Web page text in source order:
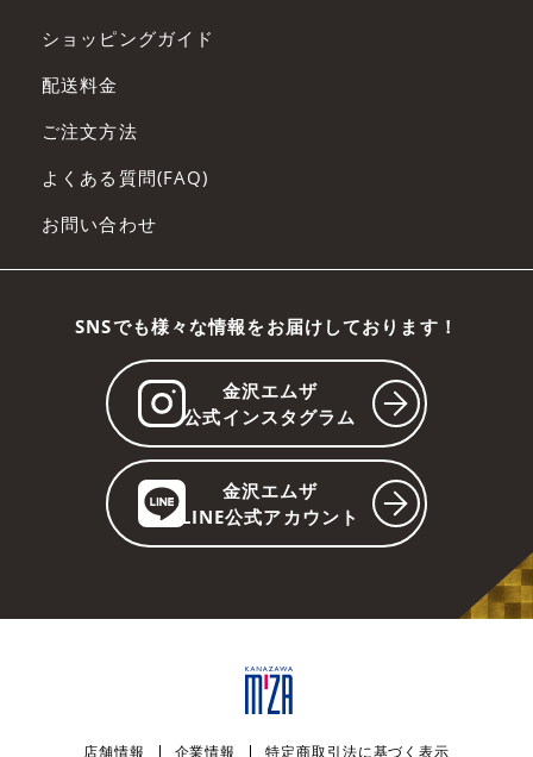
ショッピングガイド
配送料金
ご注文方法
よくある質問(FAQ)
お問い合わせ
SNSでも様々な情報をお届けしております！
金沢エムザ
公式インスタグラム
金沢エムザ
LINE公式アカウント
店舗情報 企業情報 特定商取引法に基づく表示